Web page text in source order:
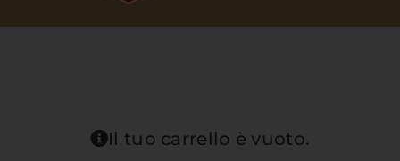
Il tuo carrello è vuoto.